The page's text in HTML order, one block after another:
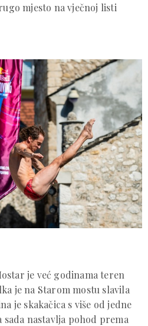
mjesto na vječnoj listi
je već godinama teren
je na Starom mostu slavila
je skakačica s više od jedne
sada nastavlja pohod prema